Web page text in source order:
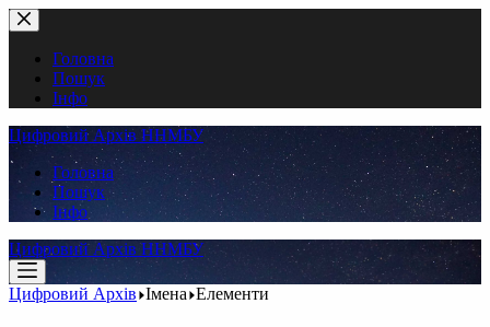
Перейти
до
вмістуГоловна
Пошук
Інфо
Цифровий Архів ННМБУ
Головна
Пошук
Інфо
Цифровий Архів ННМБУ
Цифровий Архів Імена Елементи